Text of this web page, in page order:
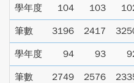
學年度 104 103
筆數 3196 2417
學年度 94 93
筆數 2749 2576